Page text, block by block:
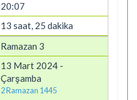
20:07
13 saat, 25 dakika
Ramazan 3
13 Mart 2024 -
Çarşamba
2 Ramazan 1445